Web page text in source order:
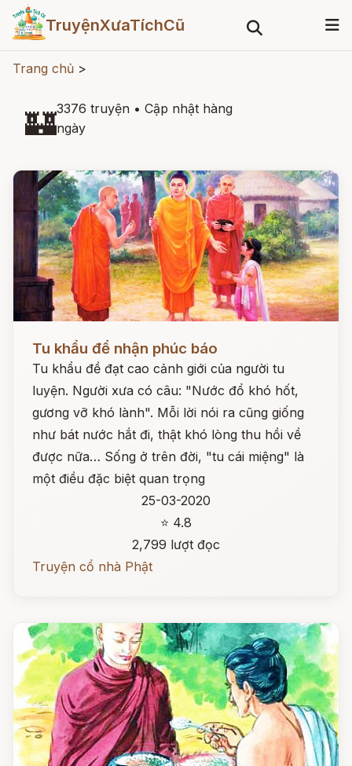
TruyệnXưaTíchCũ
Trang chủ >
🏰3376 truyện • Cập nhật hàng
ngày
Tu khẩu để nhận phúc báo
Tu khẩu đề đạt cao cảnh giới của người tu
luyện. Người xưa có câu: "Nước đổ khó hốt,
gương vỡ khó lành". Mỗi lời nói ra cũng giống
như bát nước hắt đi, thật khó lòng thu hồi về
được nữa… Sống ở trên đời, "tu cái miệng" là
một điều đặc biệt quan trọng
25-03-2020
⭐ 4.8
2,799 lượt đọc
Truyện cổ nhà Phật